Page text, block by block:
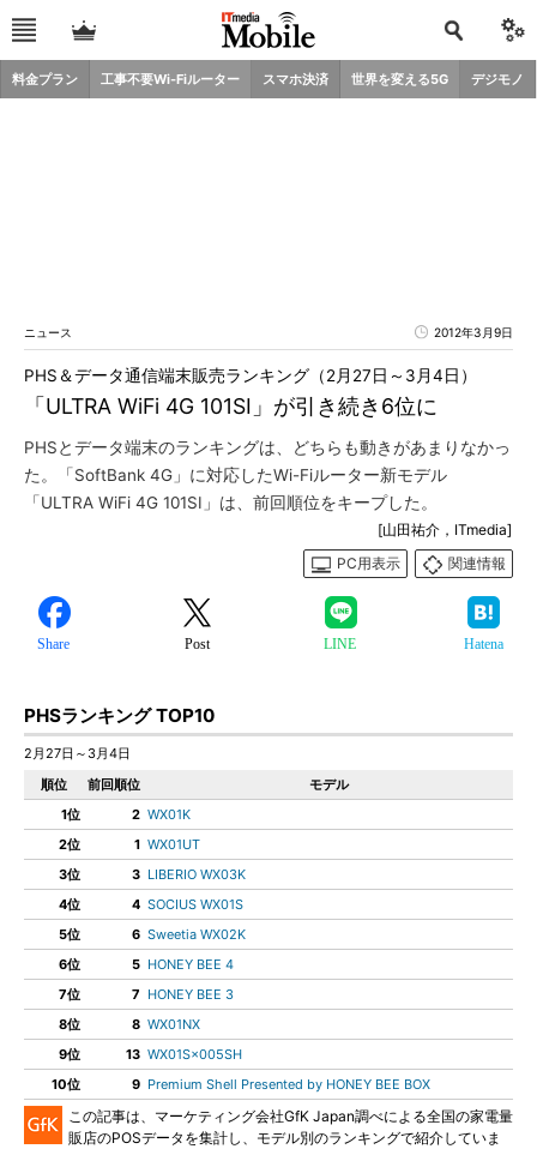
料金プラン 工事不要Wi-Fiルーター スマホ決済 世界を変える5G デジモノ
ニュース 2012年3月9日
「ULTRA WiFi 4G 101SI」が引き続き6位に
PHS＆データ通信端末販売ランキング（2月27日～3月4日）
PHSとデータ端末のランキングは、どちらも動きがあまりなかっ
た。「SoftBank 4G」に対応したWi-Fiルーター新モデル
「ULTRA WiFi 4G 101SI」は、前回順位をキープした。
[山田祐介，ITmedia]
PC用表示
関連情報
Share Post LINE Hatena
PHSランキング TOP10
2月27日～3月4日
順位
前回順位
モデル
1位
2 WX01K
2位
1 WX01UT
3位
3 LIBERIO WX03K
4位
4 SOCIUS WX01S
5位
6 Sweetia WX02K
6位
5 HONEY BEE 4
7位
7 HONEY BEE 3
8位
8 WX01NX
9位
13 WX01S×005SH
10位
9 Premium Shell Presented by HONEY BEE BOX
この記事は、マーケティング会社GfK Japan調べによる全国の家電量
販店のPOSデータを集計し、モデル別のランキングで紹介していま